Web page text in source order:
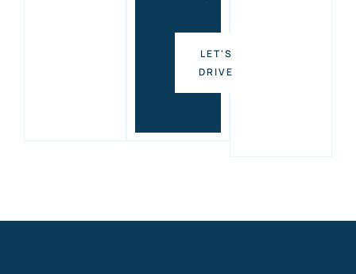
LET'S
DRIVE